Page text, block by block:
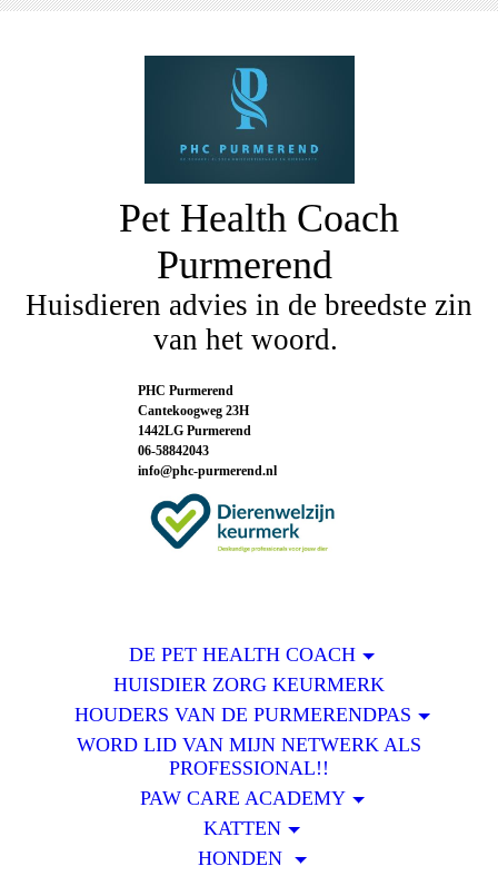
Pet Health Coach
Purmerend
Huisdieren advies in de breedste zin
van het woord.
PHC Purmerend
Cantekoogweg 23H
1442LG Purmerend
06-58842043
info@phc-purmerend.nl
DE PET HEALTH COACH
HUISDIER ZORG KEURMERK
HOUDERS VAN DE PURMERENDPAS
WORD LID VAN MIJN NETWERK ALS
PROFESSIONAL!!
PAW CARE ACADEMY
KATTEN
HONDEN